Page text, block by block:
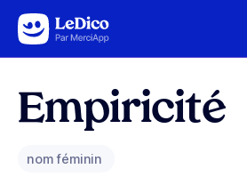
Aller au contenu
Empiricité
nom féminin